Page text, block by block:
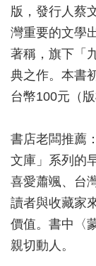
版，發行人蔡
灣重要的文學
著稱，旗下「
典之作。本書
台幣100元（
書店老闆推薦
文庫」系列的
喜愛蕭颯、台
讀者與收藏家
價值。書中〈
親切動人。